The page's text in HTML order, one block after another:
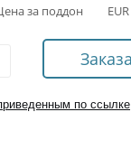
за поддон
EUR
по ссылке